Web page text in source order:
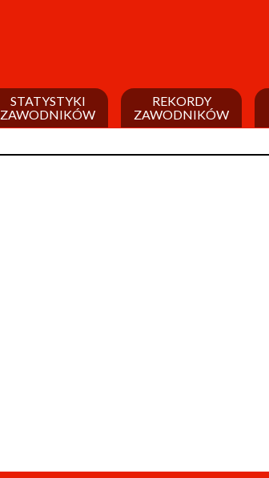
STATYSTYKI
ZAWODNIKÓW
REKORDY
ZAWODNIKÓW